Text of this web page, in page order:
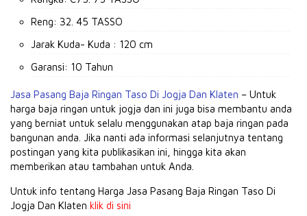
Reng: 32. 45 TASSO
Jarak Kuda- Kuda : 120 cm
Garansi: 10 Tahun
Jasa Pasang Baja Ringan Taso Di Jogja Dan Klaten – Untuk
harga baja ringan untuk jogja dan ini juga bisa membantu anda
yang berniat untuk selalu menggunakan atap baja ringan pada
bangunan anda. Jika nanti ada informasi selanjutnya tentang
postingan yang kita publikasikan ini, hingga kita akan
memberikan atau tambahan untuk Anda.
Untuk info tentang Harga Jasa Pasang Baja Ringan Taso Di
Jogja Dan Klaten klik di sini